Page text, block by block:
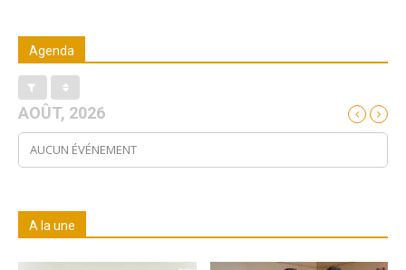
Agenda
AOÛT, 2026
AUCUN ÉVÉNEMENT
A la une